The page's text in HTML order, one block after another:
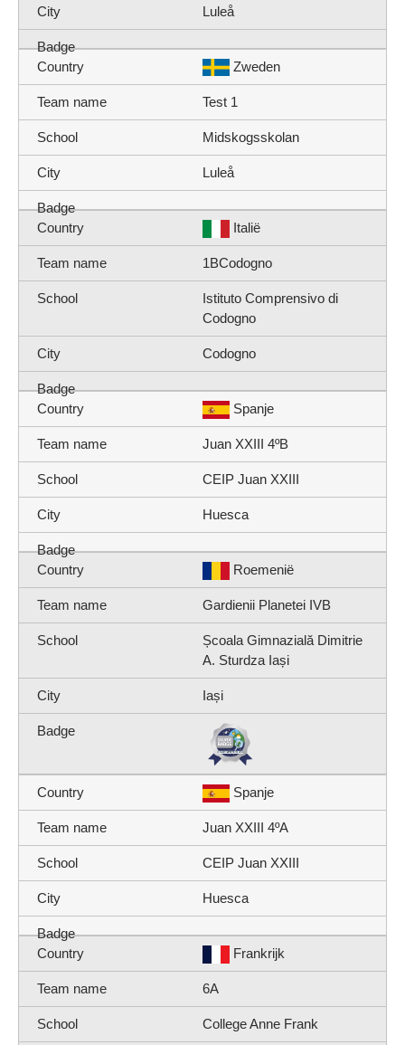
Luleå
Zweden
Test 1
Midskogsskolan
Luleå
Italië
1BCodogno
Istituto Comprensivo di
Codogno
Codogno
Spanje
Juan XXIII 4ºB
CEIP Juan XXIII
Huesca
Roemenië
Gardienii Planetei IVB
Școala Gimnazială Dimitrie
A. Sturdza Iași
Iași
Spanje
Juan XXIII 4ºA
CEIP Juan XXIII
Huesca
Frankrijk
6A
College Anne Frank